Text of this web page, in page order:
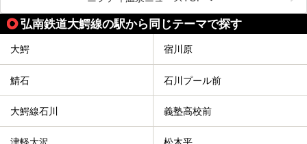
格安でも充実の施設でサウナを楽しみませんか？
今回は青森県にある1,000円以下のおすすめサウナ施設を紹
弘南鉄道大鰐線の駅から同じテーマで探す
大鰐 宿川原
鯖石 石川プール前
大鰐線石川 義塾高校前